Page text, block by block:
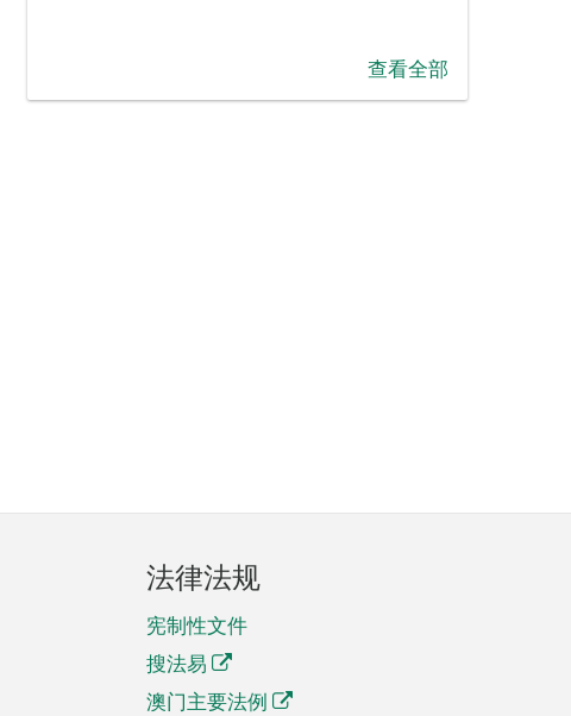
查看全部
法律法规
宪制性文件
搜法易
澳门主要法例